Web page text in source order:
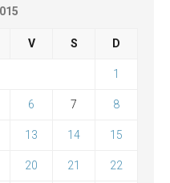
V S D
1
6 7 8
13 14 15
20 21 22